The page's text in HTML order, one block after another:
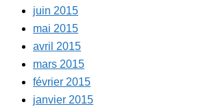
juin 2015
mai 2015
avril 2015
mars 2015
février 2015
janvier 2015